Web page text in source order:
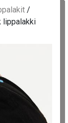
/
lippalakki